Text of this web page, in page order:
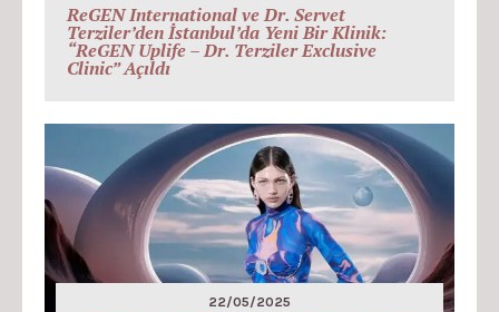
ReGEN International ve Dr. Servet
Terziler’den İstanbul’da Yeni Bir Klinik:
“ReGEN Uplife – Dr. Terziler Exclusive
Clinic” Açıldı
22/05/2025